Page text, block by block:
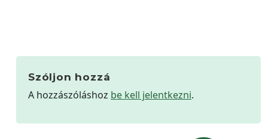
Szóljon hozzá
A hozzászóláshoz be kell jelentkezni.